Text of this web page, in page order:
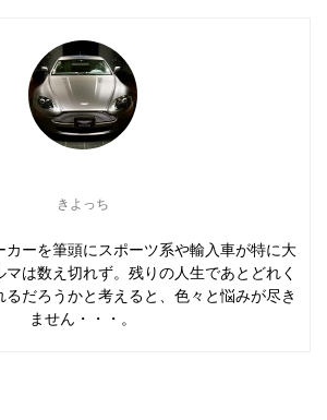
きよっち
カーを筆頭にスポーツ系や輸入車が特に大
は数え切れず。残りの人生であとどれく
るだろうかと考えると、色々と悩みが尽き
ません・・・。